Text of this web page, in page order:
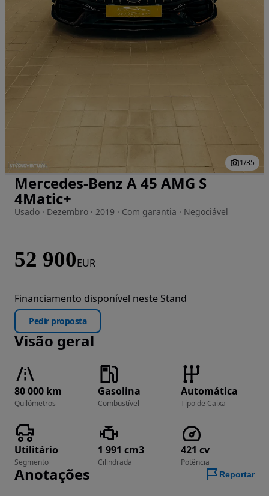
Imagem 1 de 35
1/35
Mercedes-Benz A 45 AMG S
4Matic+
Usado · Dezembro · 2019 · Com garantia · Negociável
52 900EUR
Financiamento disponível neste Stand
Pedir proposta
Visão geral
80 000 km
Quilómetros
Gasolina
Combustível
Automática
Tipo de Caixa
Utilitário
Segmento
1 991 cm3
Cilindrada
421 cv
Potência
Anotações Reportar